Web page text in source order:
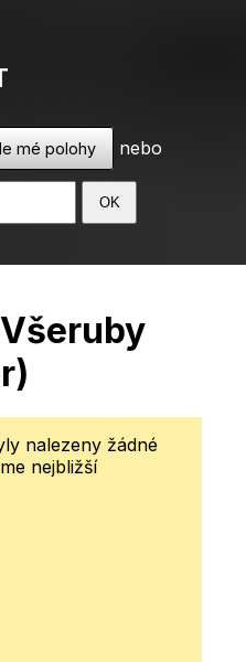
mé polohy nebo
nalezeny žádné
nejbližší